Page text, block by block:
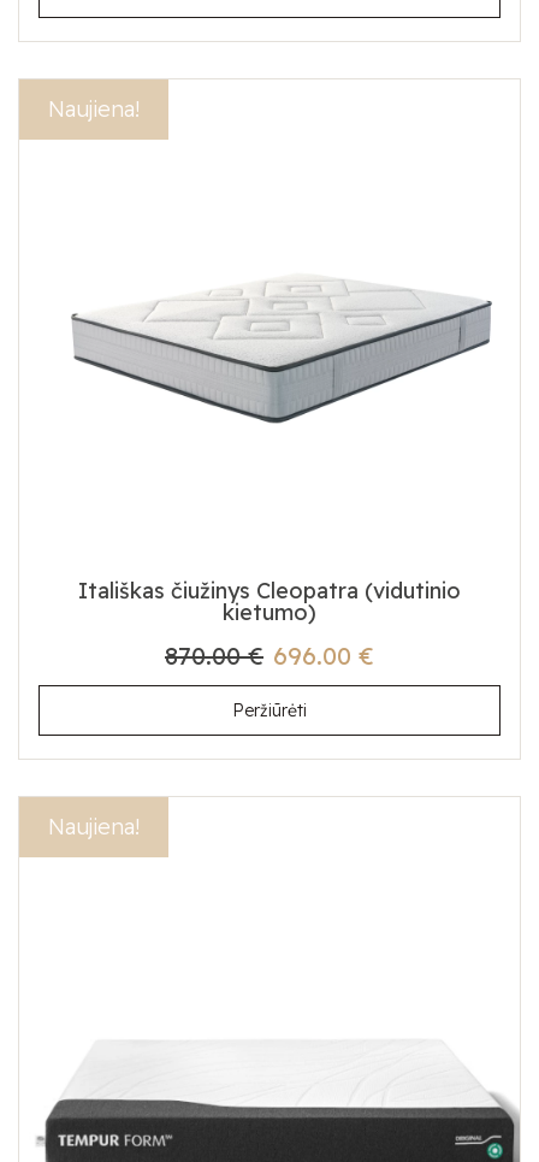
Akcija!
Naujiena!
Itališkas čiužinys Cleopatra (vidutinio
kietumo)
696.00 €
870.00 €
Peržiūrėti
Akcija!
Naujiena!